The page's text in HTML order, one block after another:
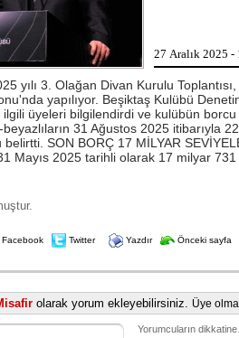
27 Aralık 2025 -
yılı 3. Olağan Divan Kurulu
yapılıyor. Beşiktaş Kulübü
üyeleri bilgilendirdi ve kulübün borcu
31 Ağustos 2025 itibarıyla
SON BORÇ 17 MİLYAR
Mayıs 2025 tarihli olarak 17 milyar
Facebook Twitter Yazdır Önceki sayfa
olarak yorum ekleyebilirsiniz. Üye
Yorumcuların
Oğuzhan